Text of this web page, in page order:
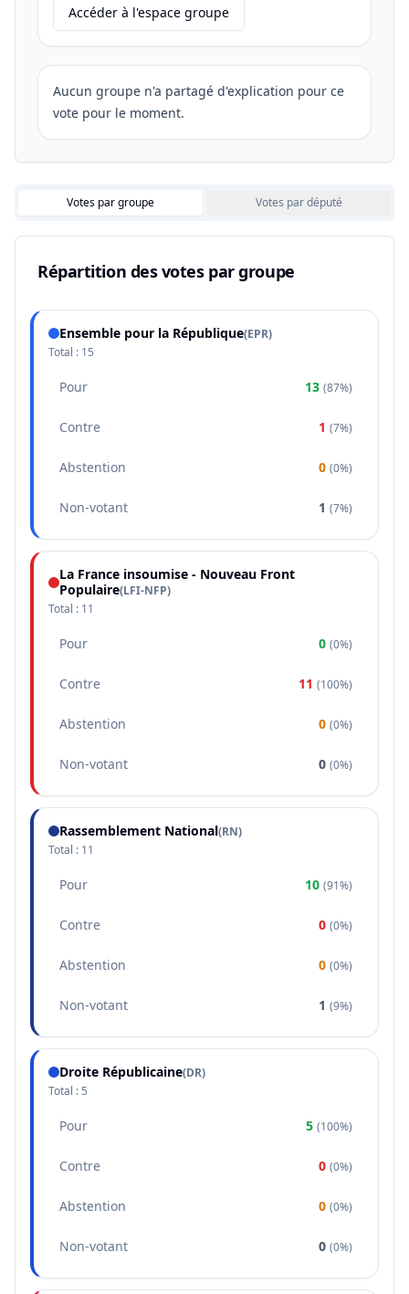
Accéder à l'espace groupe
Aucun groupe n'a partagé d'explication pour ce
vote pour le moment.
Votes par groupe Votes par député
Répartition des votes par groupe
Ensemble pour la République(EPR)
Total : 15
Pour 13 (87%)
Contre 1 (7%)
Abstention 0 (0%)
Non-votant 1 (7%)
La France insoumise - Nouveau Front
Populaire(LFI-NFP)
Total : 11
Pour 0 (0%)
Contre 11 (100%)
Abstention 0 (0%)
Non-votant 0 (0%)
Rassemblement National(RN)
Total : 11
Pour 10 (91%)
Contre 0 (0%)
Abstention 0 (0%)
Non-votant 1 (9%)
Droite Républicaine(DR)
Total : 5
Pour 5 (100%)
Contre 0 (0%)
Abstention 0 (0%)
Non-votant 0 (0%)